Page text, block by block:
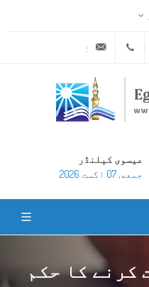
Youtube
عیسوی کیلنڈر
جمعه, 07 اگست 2026
کرنے کا حکم